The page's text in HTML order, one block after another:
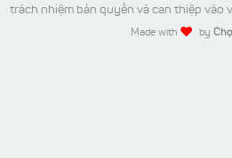
trách nhiệm bản quyền và can thiệp vào
Made with by